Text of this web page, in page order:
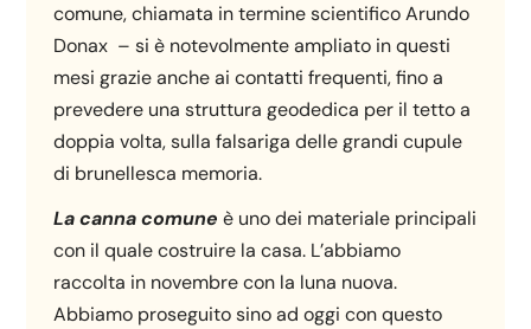
comune, chiamata in termine scientifico Arundo
Donax – si è notevolmente ampliato in questi
mesi grazie anche ai contatti frequenti, fino a
prevedere una struttura geodedica per il tetto a
doppia volta, sulla falsariga delle grandi cupule
di brunellesca memoria.
La canna comune è uno dei materiale principali
con il quale costruire la casa. L’abbiamo
raccolta in novembre con la luna nuova.
Abbiamo proseguito sino ad oggi con questo